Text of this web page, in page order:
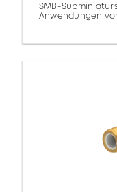
SMB-
Anwendungen